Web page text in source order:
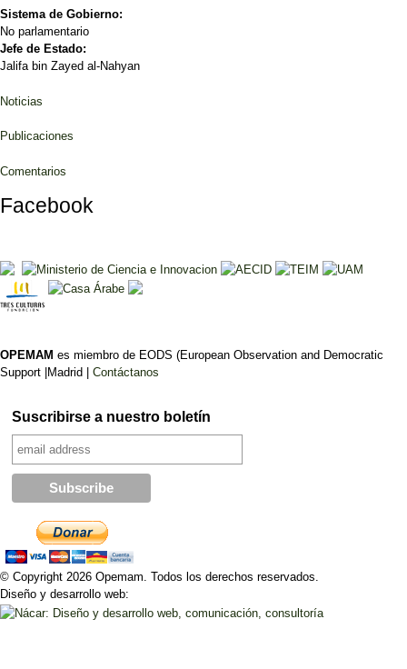
Sistema de Gobierno:
No parlamentario
Jefe de Estado:
Jalifa bin Zayed al-Nahyan
Noticias
Publicaciones
Comentarios
Facebook
OPEMAM es miembro de EODS (European Observation and Democratic
Support |Madrid | Contáctanos
Suscribirse a nuestro boletín
© Copyright 2026 Opemam. Todos los derechos reservados.
Diseño y desarrollo web: